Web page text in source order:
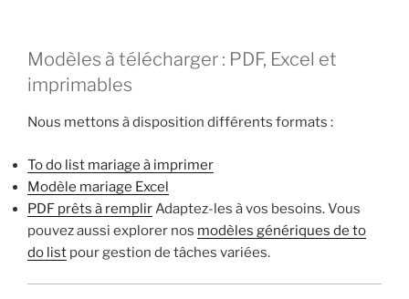
Modèles à télécharger : PDF, Excel et
imprimables
Nous mettons à disposition différents formats :
To do list mariage à imprimer
Modèle mariage Excel
PDF prêts à remplirAdaptez-les à vos besoins. Vous
pouvez aussi explorer nos modèles génériques de to
do list pour gestion de tâches variées.